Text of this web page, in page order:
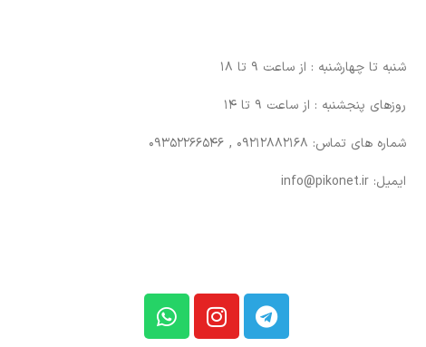
شنبه تا چهارشنبه : از ساعت 9 تا 18
روزهای پنجشنبه : از ساعت 9 تا 14
شماره های تماس: 09212882168 , 09352266546
ایمیل: info@pikonet.ir